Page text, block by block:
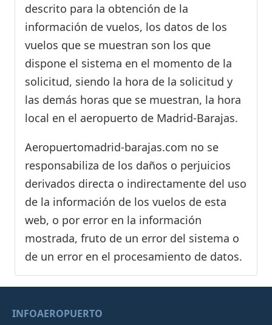
descrito para la obtención de la
información de vuelos, los datos de los
vuelos que se muestran son los que
dispone el sistema en el momento de la
solicitud, siendo la hora de la solicitud y
las demás horas que se muestran, la hora
local en el aeropuerto de Madrid-Barajas.
Aeropuertomadrid-barajas.com no se
responsabiliza de los daños o perjuicios
derivados directa o indirectamente del uso
de la información de los vuelos de esta
web, o por error en la información
mostrada, fruto de un error del sistema o
de un error en el procesamiento de datos.
INFOAEROPUERTO